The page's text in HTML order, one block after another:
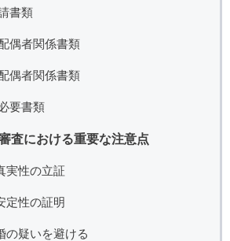
書類
偶者関係書類
偶者関係書類
要書類
査における重要な注意点
実性の立証
定性の証明
の疑いを避ける